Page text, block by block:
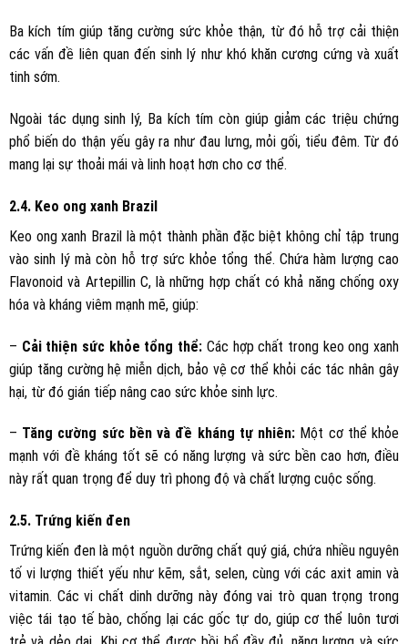
Ba kích tím giúp tăng cường sức khỏe thận, từ đó hỗ trợ cải thiện
các vấn đề liên quan đến sinh lý như khó khăn cương cứng và xuất
tinh sớm.
Ngoài tác dụng sinh lý, Ba kích tím còn giúp giảm các triệu chứng
phổ biến do thận yếu gây ra như đau lưng, mỏi gối, tiểu đêm. Từ đó
mang lại sự thoải mái và linh hoạt hơn cho cơ thể.
2.4. Keo ong xanh Brazil
Keo ong xanh Brazil là một thành phần đặc biệt không chỉ tập trung
vào sinh lý mà còn hỗ trợ sức khỏe tổng thể. Chứa hàm lượng cao
Flavonoid và Artepillin C, là những hợp chất có khả năng chống oxy
hóa và kháng viêm mạnh mẽ, giúp:
– Cải thiện sức khỏe tổng thể: Các hợp chất trong keo ong xanh
giúp tăng cường hệ miễn dịch, bảo vệ cơ thể khỏi các tác nhân gây
hại, từ đó gián tiếp nâng cao sức khỏe sinh lực.
– Tăng cường sức bền và đề kháng tự nhiên: Một cơ thể khỏe
mạnh với đề kháng tốt sẽ có năng lượng và sức bền cao hơn, điều
này rất quan trọng để duy trì phong độ và chất lượng cuộc sống.
2.5. Trứng kiến đen
Trứng kiến đen là một nguồn dưỡng chất quý giá, chứa nhiều nguyên
tố vi lượng thiết yếu như kẽm, sắt, selen, cùng với các axit amin và
vitamin. Các vi chất dinh dưỡng này đóng vai trò quan trọng trong
việc tái tạo tế bào, chống lại các gốc tự do, giúp cơ thể luôn tươi